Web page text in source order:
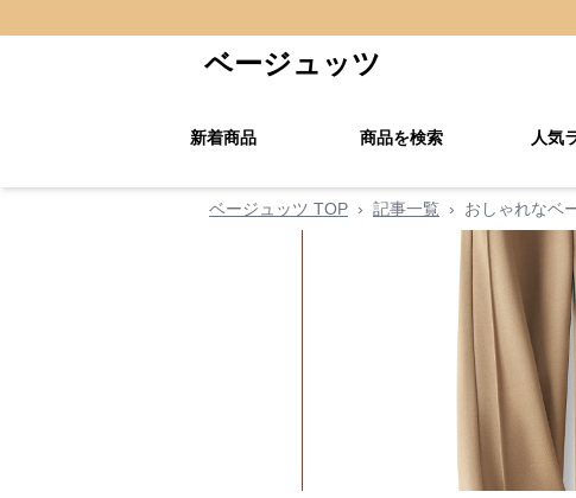
ベージュッツ
新着商品 商品を検索 人気
ベージュッツ TOP › 記事一覧 › おしゃれなベ